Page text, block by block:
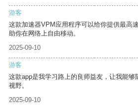
游客
这款加速器VPM应用程序可以给你提供最高
助你在网络上自由移动。
2025-09-10
游客
这款app是我学习路上的良师益友，让我能
视野。
2025-09-10